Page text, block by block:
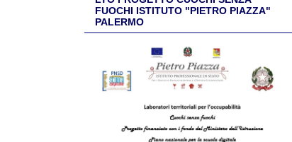
FUOCHI ISTITUTO "PIETRO PIAZZA"
PALERMO